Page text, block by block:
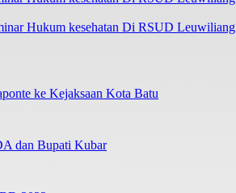
Hukum kesehatan Di RSUD Leuwiliang
ke Kejaksaan Kota Batu
dan Bupati Kubar